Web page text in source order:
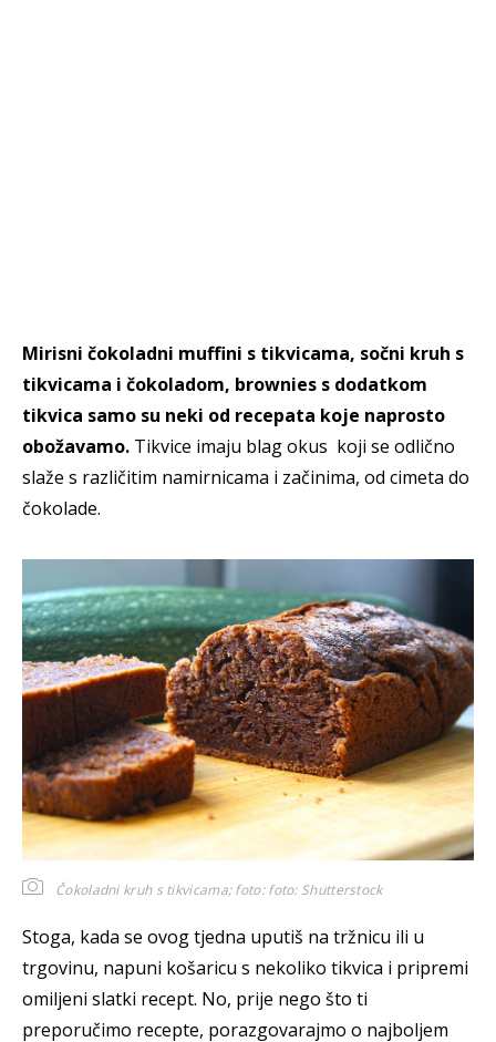
Mirisni čokoladni muffini s tikvicama, sočni kruh s
tikvicama i čokoladom, brownies s dodatkom
tikvica samo su neki od recepata koje naprosto
obožavamo. Tikvice imaju blag okus koji se odlično
slaže s različitim namirnicama i začinima, od cimeta do
čokolade.
Čokoladni kruh s tikvicama; foto:foto: Shutterstock
Stoga, kada se ovog tjedna uputiš na tržnicu ili u
trgovinu, napuni košaricu s nekoliko tikvica i pripremi
omiljeni slatki recept. No, prije nego što ti
preporučimo recepte, porazgovarajmo o najboljem